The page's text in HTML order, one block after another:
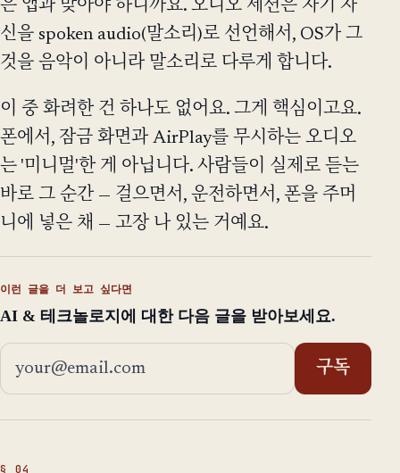
은 앱과 맞아야 하니까요. 오디오 세션은 자기 자
신을 spoken audio(말소리)로 선언해서, OS가 그
것을 음악이 아니라 말소리로 다루게 합니다.
이 중 화려한 건 하나도 없어요. 그게 핵심이고요.
폰에서, 잠금 화면과 AirPlay를 무시하는 오디오
는 '미니멀'한 게 아닙니다. 사람들이 실제로 듣는
바로 그 순간 — 걸으면서, 운전하면서, 폰을 주머
니에 넣은 채 — 고장 나 있는 거예요.
이런 글을 더 보고 싶다면
AI & 테크놀로지에 대한 다음 글을 받아보세요.
이메일 주소
구독